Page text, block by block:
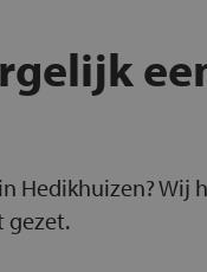
Hedikhuizen?
gezet.